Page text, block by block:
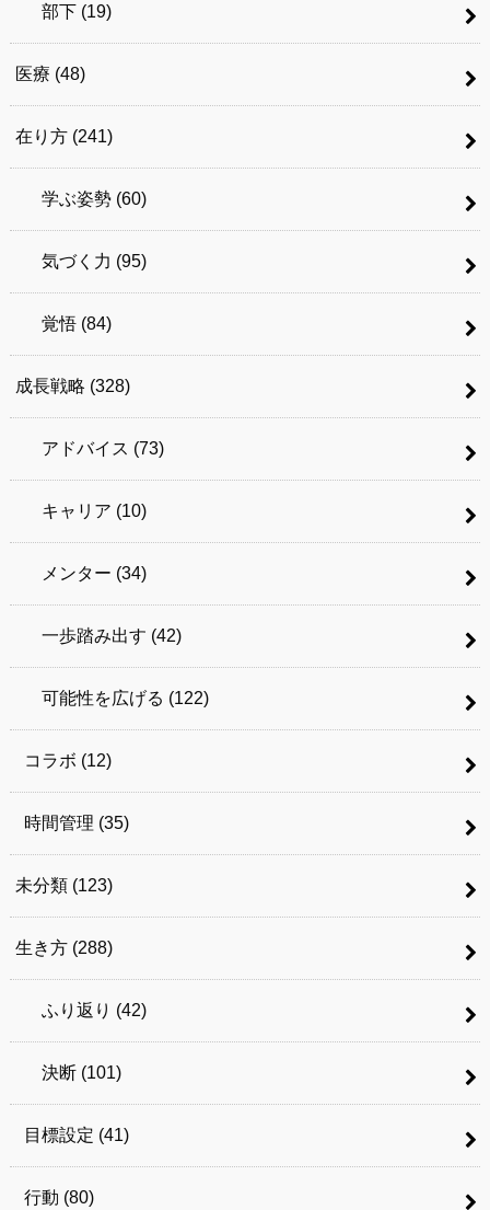
部下 (19)
医療 (48)
在り方 (241)
学ぶ姿勢 (60)
気づく力 (95)
覚悟 (84)
成長戦略 (328)
アドバイス (73)
キャリア (10)
メンター (34)
一歩踏み出す (42)
可能性を広げる (122)
コラボ (12)
時間管理 (35)
未分類 (123)
生き方 (288)
ふり返り (42)
決断 (101)
目標設定 (41)
行動 (80)